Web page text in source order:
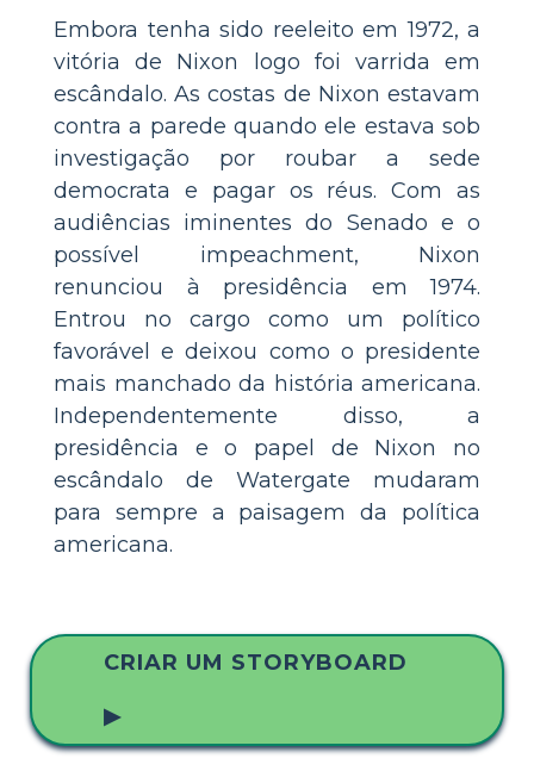
Embora tenha sido reeleito em 1972, a
vitória de Nixon logo foi varrida em
escândalo. As costas de Nixon estavam
contra a parede quando ele estava sob
investigação por roubar a sede
democrata e pagar os réus. Com as
audiências iminentes do Senado e o
possível impeachment, Nixon
renunciou à presidência em 1974.
Entrou no cargo como um político
favorável e deixou como o presidente
mais manchado da história americana.
Independentemente disso, a
presidência e o papel de Nixon no
escândalo de Watergate mudaram
para sempre a paisagem da política
americana.
CRIAR UM STORYBOARD
▶